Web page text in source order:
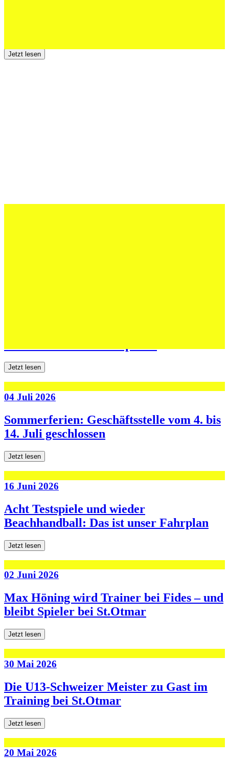
Jetzt lesen
Jetzt lesen
04 Juli 2026
Sommerferien: Geschäftsstelle vom 4. bis
14. Juli geschlossen
Jetzt lesen
16 Juni 2026
Acht Testspiele und wieder
Beachhandball: Das ist unser Fahrplan
Jetzt lesen
02 Juni 2026
Max Höning wird Trainer bei Fides – und
bleibt Spieler bei St.Otmar
Jetzt lesen
30 Mai 2026
Die U13-Schweizer Meister zu Gast im
Training bei St.Otmar
Jetzt lesen
20 Mai 2026